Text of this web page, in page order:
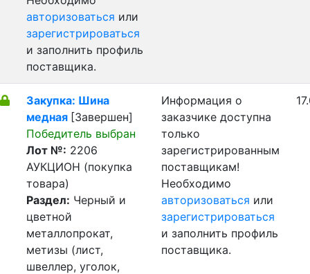
авторизоваться или
зарегистрироваться
и заполнить профиль
поставщика.
Закупка: Шина
медная [Завершен]
Победитель выбран
Лот №: 2206
АУКЦИОН (покупка
товара)
Раздел: Черный и
цветной
металлопрокат,
метизы (лист,
швеллер, уголок,
Информация о
заказчике доступна
только
зарегистрированным
поставщикам!
Необходимо
авторизоваться или
зарегистрироваться
и заполнить профиль
поставщика.